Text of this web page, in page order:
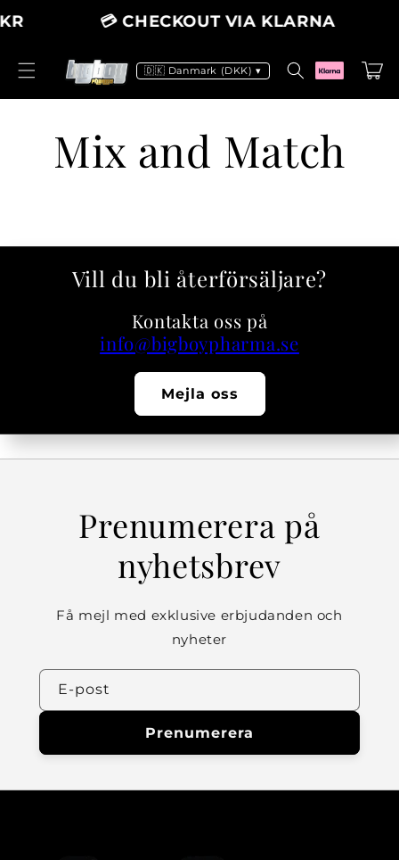
vidare
till
💳 CHECKOUT VIA KLARNA
🇩🇰 Danmark (DKK) ▾
Mix and Match
Vill du bli återförsäljare?
Kontakta oss på
info@bigboypharma.se
Mejla oss
Prenumerera på
nyhetsbrev
Få mejl med exklusive erbjudanden och
nyheter
E-post
Prenumerera